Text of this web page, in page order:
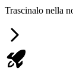
Trascinalo nella